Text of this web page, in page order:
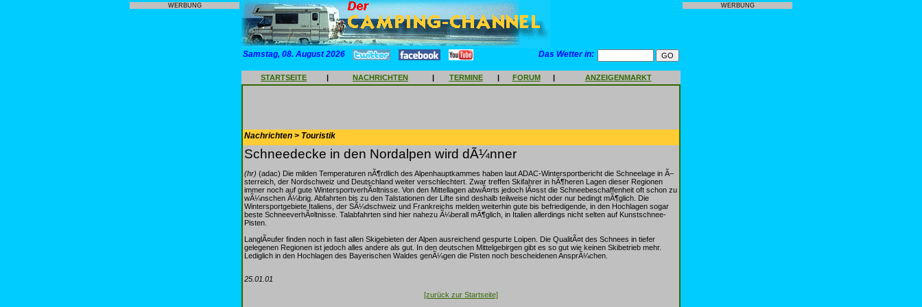
WERBUNG
Samstag, 08. August 2026 Das Wetter in:
STARTSEITE | NACHRICHTEN | TERMINE | FORUM | ANZEIGENMARKT
Nachrichten > Touristik
Schneedecke in den Nordalpen wird dÃ¼nner
(hr) (adac) Die milden Temperaturen nÃ¶rdlich des Alpenhauptkammes haben laut ADAC-Wintersportbericht die Schneelage in Ã–
sterreich, der Nordschweiz und Deutschland weiter verschlechtert. Zwar treffen Skifahrer in hÃ¶heren Lagen dieser Regionen
immer noch auf gute WintersportverhÃ¤ltnisse. Von den Mittellagen abwÃ¤rts jedoch lÃ¤sst die Schneebeschaffenheit oft schon zu
wÃ¼nschen Ã¼brig. Abfahrten bis zu den Talstationen der Lifte sind deshalb teilweise nicht oder nur bedingt mÃ¶glich. Die
Wintersportgebiete Italiens, der SÃ¼dschweiz und Frankreichs melden weiterhin gute bis befriedigende, in den Hochlagen sogar
beste SchneeverhÃ¤ltnisse. Talabfahrten sind hier nahezu Ã¼berall mÃ¶glich, in Italien allerdings nicht selten auf Kunstschnee-
Pisten.
LanglÃ¤ufer finden noch in fast allen Skigebieten der Alpen ausreichend gespurte Loipen. Die QualitÃ¤t des Schnees in tiefer
gelegenen Regionen ist jedoch alles andere als gut. In den deutschen Mittelgebirgen gibt es so gut wie keinen Skibetrieb mehr.
Lediglich in den Hochlagen des Bayerischen Waldes genÃ¼gen die Pisten noch bescheidenen AnsprÃ¼chen.
25.01.01
[zurück zur Startseite]
WERBUNG